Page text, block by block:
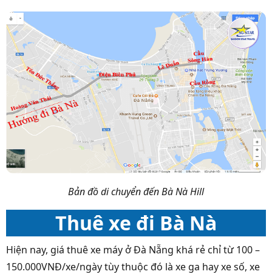
Bản đồ di chuyển đến Bà Nà Hill
Thuê xe đi Bà Nà
Hiện nay, giá thuê xe máy ở Đà Nẵng khá rẻ chỉ từ 100 –
150.000VNĐ/xe/ngày tùy thuộc đó là xe ga hay xe số, xe